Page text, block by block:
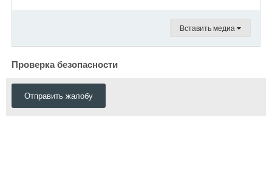
Вставить медиа
Проверка безопасности
Отправить жалобу